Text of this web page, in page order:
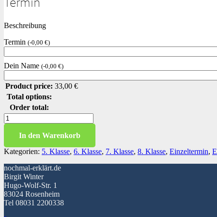
Beschreibung
Termin (-0,00 €)
Dein Name (-0,00 €)
Product price: 33,00 €
Total options:
Order total:
Adjectives
and
adverbsIn den Warenkorb
Kategorien: 5. Klasse, 6. Klasse, 7. Klasse, 8. Klasse, Einzeltermin,
nochmal-erklärt.de
Birgit Winter
Hugo-Wolf-Str. 1
83024 Rosenheim
Tel 08031 2200338